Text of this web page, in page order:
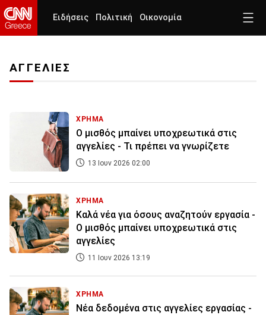
Ειδήσεις Πολιτική Οικονομία
ΑΓΓΕΛΙΕΣ
ΧΡΗΜΑ
Ο μισθός μπαίνει υποχρεωτικά στις
αγγελίες - Τι πρέπει να γνωρίζετε
13 Ιουν 2026 02:00
ΧΡΗΜΑ
Καλά νέα για όσους αναζητούν εργασία -
Ο μισθός μπαίνει υποχρεωτικά στις
αγγελίες
11 Ιουν 2026 13:19
ΧΡΗΜΑ
Νέα δεδομένα στις αγγελίες εργασίας -